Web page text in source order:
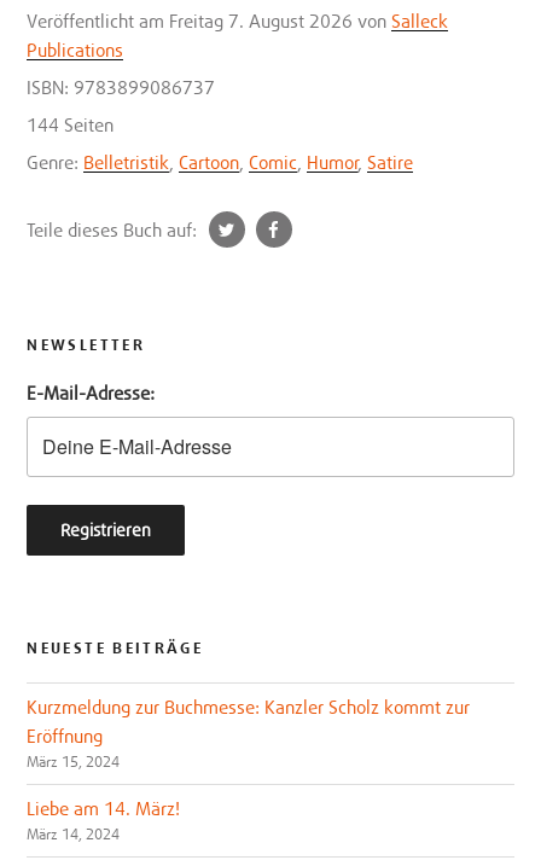
Veröffentlicht am Freitag 7. August 2026 von Salleck
Publications
ISBN: 9783899086737
144 Seiten
Genre: Belletristik ,Cartoon ,Comic Humor, Satire
Teile dieses Buch auf:
t
NEWSLETTER
E-Mail-Adresse:
NEUESTE BEITRÄGE
Kurzmeldung zur Buchmesse: Kanzler Scholz kommt zur
Eröffnung
März 15, 2024
Liebe am 14. März!
März 14, 2024